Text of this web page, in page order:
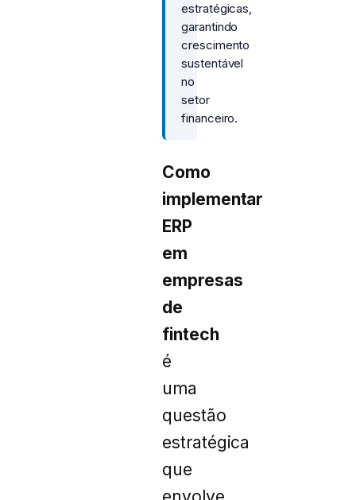
estratégicas,
garantindo
crescimento
sustentável
no
setor
financeiro.
Como
implementar
ERP
em
empresas
de
fintech
é
uma
questão
estratégica
que